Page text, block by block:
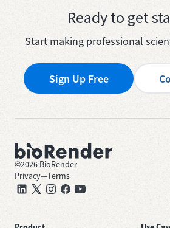
Ready to get
Start making professional
Sign Up Free
©2026 BioRender
Privacy—Terms